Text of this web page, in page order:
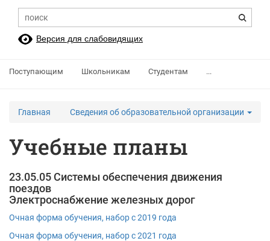
Версия для слабовидящих
Поступающим Школьникам Студентам ...
Главная Сведения об образовательной организации
Учебные планы
23.05.05 Системы обеспечения движения
поездов
Электроснабжение железных дорог
Очная форма обучения, набор с 2019 года
Очная форма обучения, набор с 2021 года